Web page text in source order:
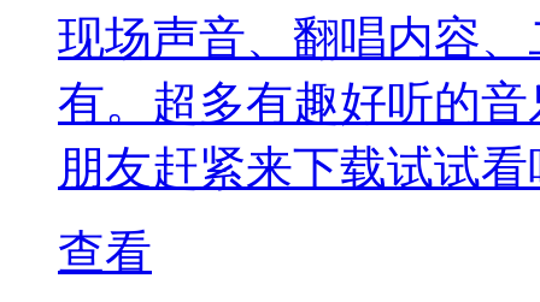
现场声音、翻唱内容
有。超多有趣好听的
朋友赶紧来下载试试
查看